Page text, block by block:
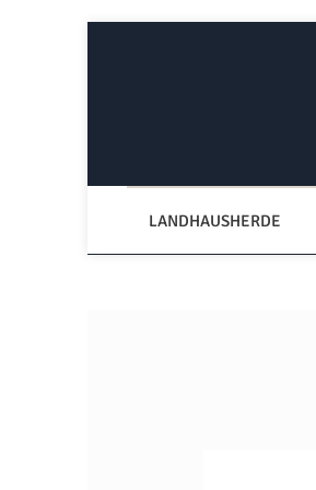
LANDHAUSHERDE